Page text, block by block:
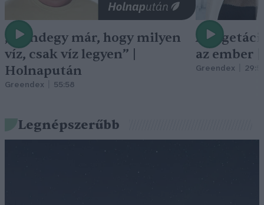
„Mindegy már, hogy milyen
víz, csak víz legyen” |
Holnapután
Greendex 55:58
A
az ember
Greendex
Legnépszerűbb